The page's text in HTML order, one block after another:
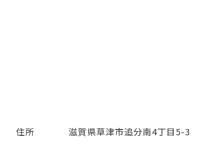
住所
滋賀県草津市追分南4丁目5-3